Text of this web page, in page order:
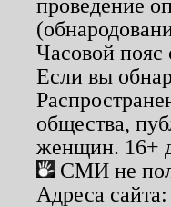
проведение
Часовой
Если вы
общества,
женщин. 16+
СМИ не
Адреса сайта: